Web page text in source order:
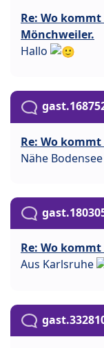
Re: Wo
Mönchweiler.
Hallo
Re: Wo
Nähe Bodensee
Re: Wo
Aus Karlsruhe